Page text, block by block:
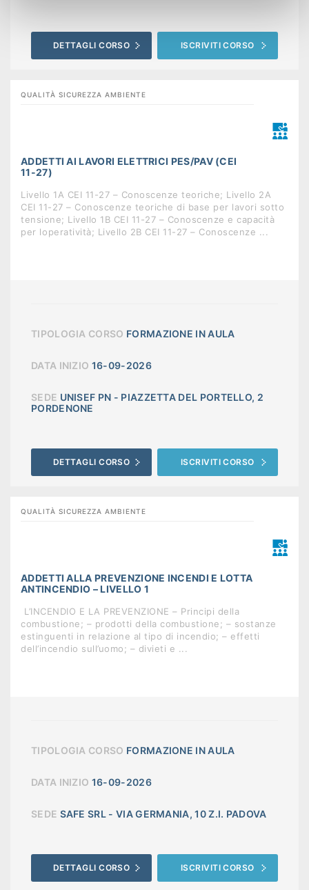
DETTAGLI CORSO ISCRIVITI CORSO
QUALITÀ SICUREZZA AMBIENTE
ADDETTI AI LAVORI ELETTRICI PES/PAV (CEI
11-27)
Livello 1A CEI 11-27 – Conoscenze teoriche; Livello 2A
CEI 11-27 – Conoscenze teoriche di base per lavori sotto
tensione; Livello 1B CEI 11-27 – Conoscenze e capacità
per loperatività; Livello 2B CEI 11-27 – Conoscenze ...
TIPOLOGIA CORSO FORMAZIONE IN AULA
DATA INIZIO 16-09-2026
SEDE UNISEF PN - PIAZZETTA DEL PORTELLO, 2
PORDENONE
DETTAGLI CORSO ISCRIVITI CORSO
QUALITÀ SICUREZZA AMBIENTE
ADDETTI ALLA PREVENZIONE INCENDI E LOTTA
ANTINCENDIO – LIVELLO 1
 L’INCENDIO E LA PREVENZIONE – Principi della
combustione; – prodotti della combustione; – sostanze
estinguenti in relazione al tipo di incendio; – effetti
dell’incendio sull’uomo; – divieti e ...
TIPOLOGIA CORSO FORMAZIONE IN AULA
DATA INIZIO 16-09-2026
SEDE SAFE SRL - VIA GERMANIA, 10 Z.I. PADOVA
DETTAGLI CORSO ISCRIVITI CORSO